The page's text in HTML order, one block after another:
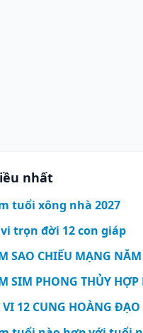
nhất
tuổi xông nhà 2027
trọn đời 12 con giáp
SAO CHIẾU MẠNG
SIM PHONG THỦY
12 CUNG HOÀNG ĐẠO